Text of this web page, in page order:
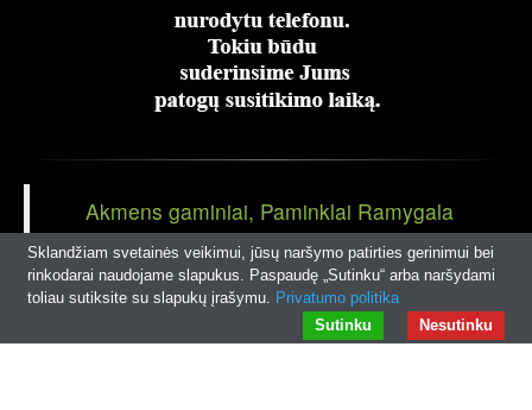
Akmens gaminiai, Paminklai Ramygala
Panevėžio r
Interneto svetainių kūrimas
Sklandžiam svetainės veikimui, jūsų naršymo patirties gerinimui bei
rinkodarai naudojame slapukus. Paspaudę „Sutinku“ arba naršydami
toliau sutiksite su slapukų įrašymu. Privatumo politika
Nesutinku
Sutinku